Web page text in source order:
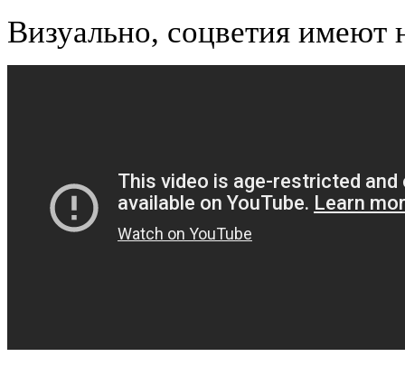
Визуально, соцветия